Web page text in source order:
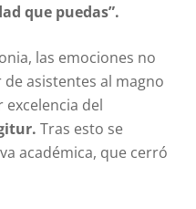
que puedas”.
las emociones no
asistentes al magno
del
Tras esto se
académica, que cerró